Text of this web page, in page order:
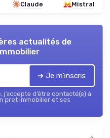
Claude Mistral
actualités de
➔ Je m'inscris
d’être contacté(e) à
pret immobilier et ses